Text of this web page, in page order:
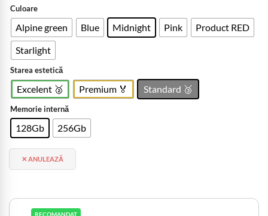
Culoare
Alpine green Blue Midnight Pink
Product RED
Starlight
Starea estetică
Excelent 🥈 Premium 🏅 Standard 🥉
Memorie internă
128Gb 256Gb
ANULEAZĂ
RECOMANDAT